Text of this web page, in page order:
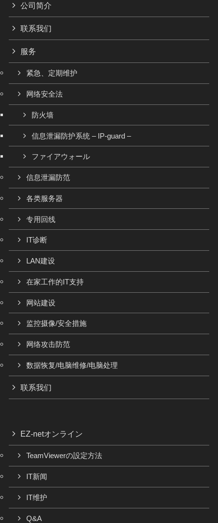
公司简介
联系我们
服务
紧急、定期维护
网络安全法
防火墙
信息泄漏防护系统 – IP-guard –
ファイアウォール
信息泄漏防范
各类服务器
专用回线
IT诊断
LAN建设
在家工作的IT支持
网站建设
监控摄像/安全措施
网络攻击防范
数据恢复/电脑维修/电脑处理
联系我们
EZ-netオンライン
TeamViewerの設定方法
IT新闻
IT维护
Q&A